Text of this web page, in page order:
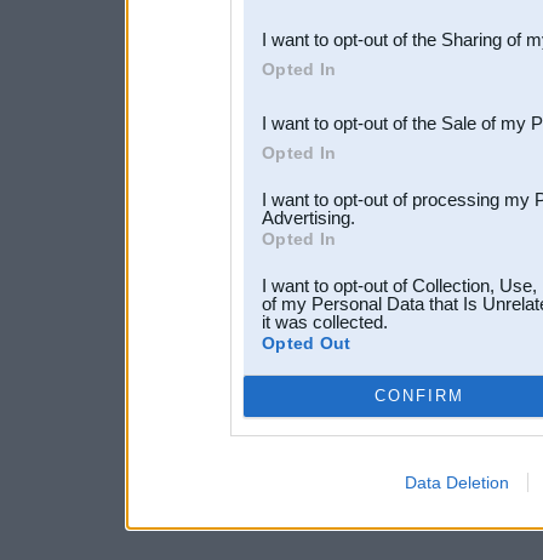
Downstream Participants
third parties.
I want to opt-out of the Sharing of
Opted In
I want to opt-out of the Sale of my
Opted In
I want to opt-out of processing my
Advertising.
Opted In
I want to opt-out of Collection,
of my Personal Data that Is
it was collected.
Opted Out
CONFIRM
Data Deletion